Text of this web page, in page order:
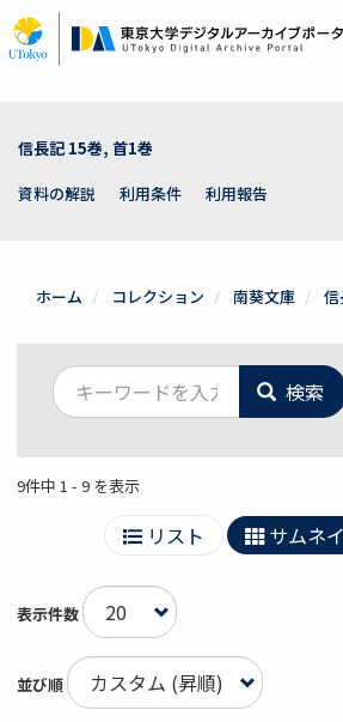
イ
ン
信長記 15巻, 首1巻
資料の解説
利用条件 利用報告
ホーム コレクション 南葵文庫 信
検索
9件中 1 - 9 を表示
リスト サムネ
表示件数
並び順